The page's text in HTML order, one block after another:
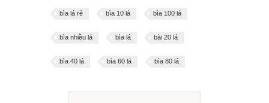
bìa lá rẻ bìa 10 lá bìa 100 lá
bìa nhiều lá bìa lá bài 20 lá
bìa 40 lá bìa 60 lá bìa 80 lá